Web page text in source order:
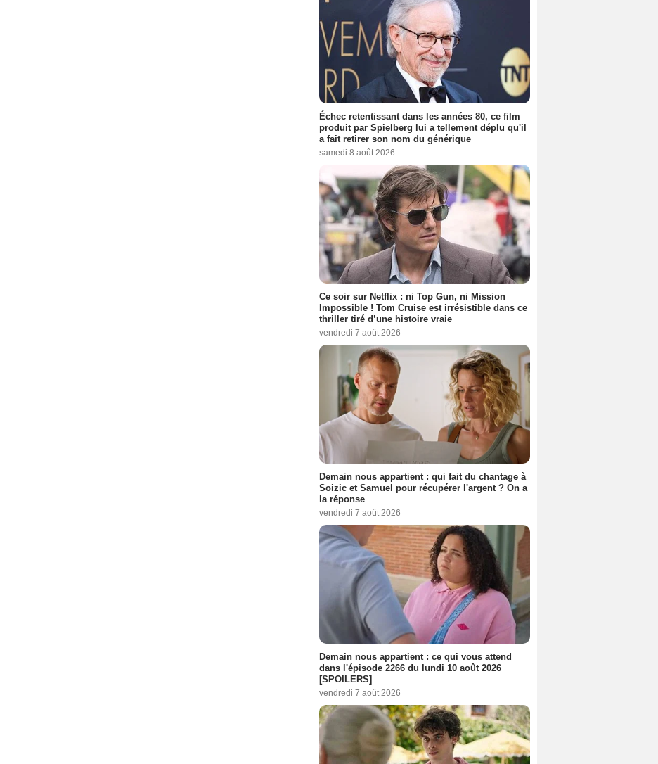
Échec retentissant dans les années 80, ce film
produit par Spielberg lui a tellement déplu qu'il
a fait retirer son nom du générique
samedi 8 août 2026
Ce soir sur Netflix : ni Top Gun, ni Mission
Impossible ! Tom Cruise est irrésistible dans ce
thriller tiré d’une histoire vraie
vendredi 7 août 2026
Demain nous appartient : qui fait du chantage à
Soizic et Samuel pour récupérer l'argent ? On a
la réponse
vendredi 7 août 2026
Demain nous appartient : ce qui vous attend
dans l'épisode 2266 du lundi 10 août 2026
[SPOILERS]
vendredi 7 août 2026